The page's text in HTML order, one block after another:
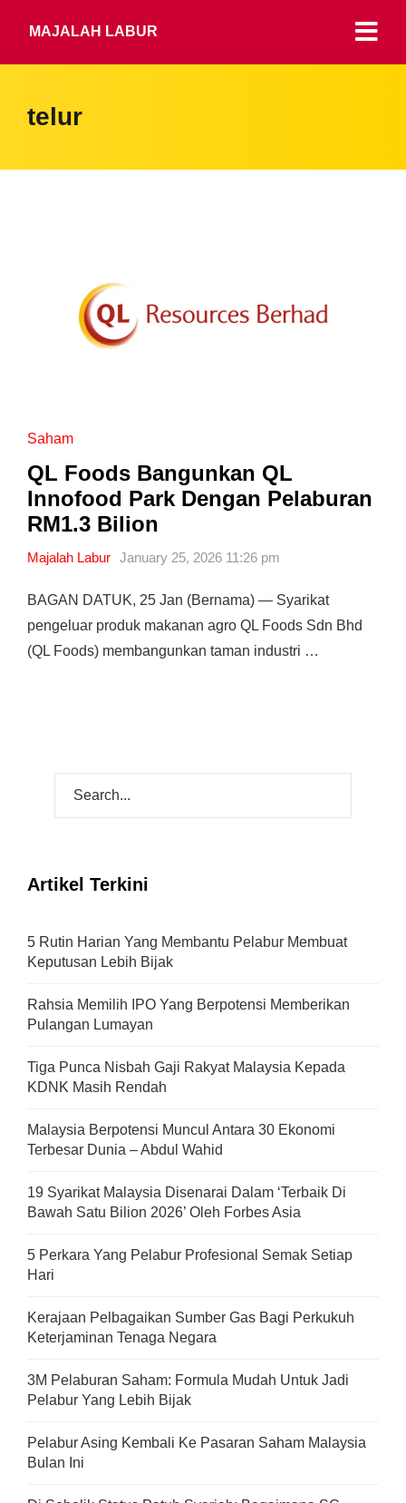
MAJALAH LABUR
telur
Saham
QL Foods Bangunkan QL
Innofood Park Dengan Pelaburan
RM1.3 Bilion
Majalah Labur January 25, 2026 11:26 pm
BAGAN DATUK, 25 Jan (Bernama) — Syarikat
pengeluar produk makanan agro QL Foods Sdn Bhd
(QL Foods) membangunkan taman industri …
Artikel Terkini
5 Rutin Harian Yang Membantu Pelabur Membuat
Keputusan Lebih Bijak
Rahsia Memilih IPO Yang Berpotensi Memberikan
Pulangan Lumayan
Tiga Punca Nisbah Gaji Rakyat Malaysia Kepada
KDNK Masih Rendah
Malaysia Berpotensi Muncul Antara 30 Ekonomi
Terbesar Dunia – Abdul Wahid
19 Syarikat Malaysia Disenarai Dalam ‘Terbaik Di
Bawah Satu Bilion 2026’ Oleh Forbes Asia
5 Perkara Yang Pelabur Profesional Semak Setiap
Hari
Kerajaan Pelbagaikan Sumber Gas Bagi Perkukuh
Keterjaminan Tenaga Negara
3M Pelaburan Saham: Formula Mudah Untuk Jadi
Pelabur Yang Lebih Bijak
Pelabur Asing Kembali Ke Pasaran Saham Malaysia
Bulan Ini